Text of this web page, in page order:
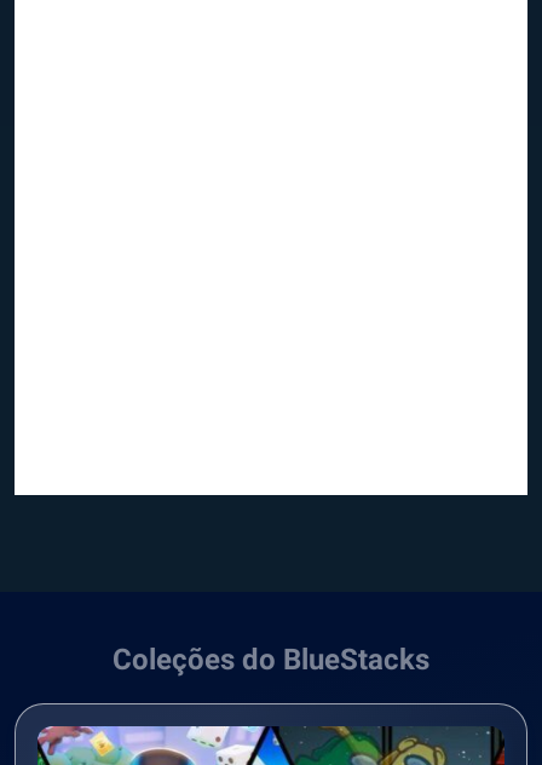
Coleções do BlueStacks